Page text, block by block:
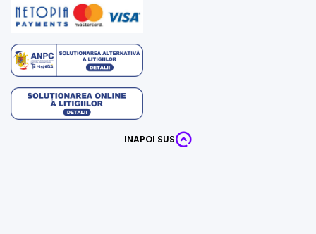
INAPOI SUS